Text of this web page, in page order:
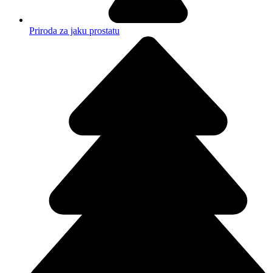
Priroda za jaku prostatu